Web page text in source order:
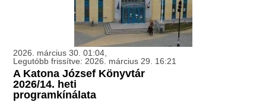
2026. március 30. 01:04,
Legutóbb frissítve: 2026. március 29. 16:21
A Katona József Könyvtár
2026/14. heti
programkínálata